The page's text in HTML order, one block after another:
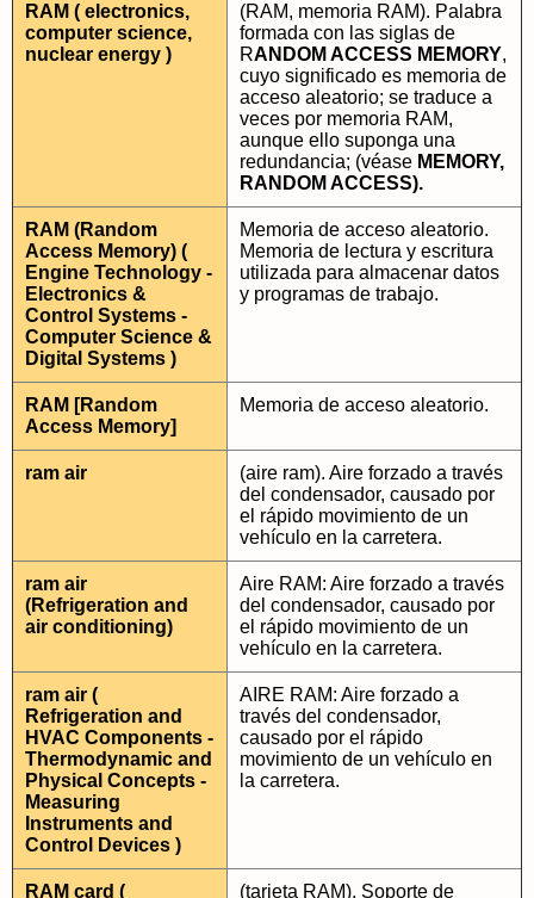
RAM ( electronics,
computer science,
nuclear energy )
(RAM, memoria RAM). Palabra
formada con las siglas de
RANDOM ACCESS MEMORY,
cuyo significado es memoria de
acceso aleatorio; se traduce a
veces por memoria RAM,
aunque ello suponga una
redundancia; (véase MEMORY,
RANDOM ACCESS).
RAM (Random
Access Memory) (
Engine Technology -
Electronics &
Control Systems -
Computer Science &
Digital Systems )
Memoria de acceso aleatorio.
Memoria de lectura y escritura
utilizada para almacenar datos
y programas de trabajo.
RAM [Random
Access Memory]
Memoria de acceso aleatorio.
ram air
(aire ram). Aire forzado a través
del condensador, causado por
el rápido movimiento de un
vehículo en la carretera.
ram air
(Refrigeration and
air conditioning)
Aire RAM: Aire forzado a través
del condensador, causado por
el rápido movimiento de un
vehículo en la carretera.
ram air (
Refrigeration and
HVAC Components -
Thermodynamic and
Physical Concepts -
Measuring
Instruments and
Control Devices )
AIRE RAM: Aire forzado a
través del condensador,
causado por el rápido
movimiento de un vehículo en
la carretera.
RAM card (
(tarjeta RAM). Soporte de